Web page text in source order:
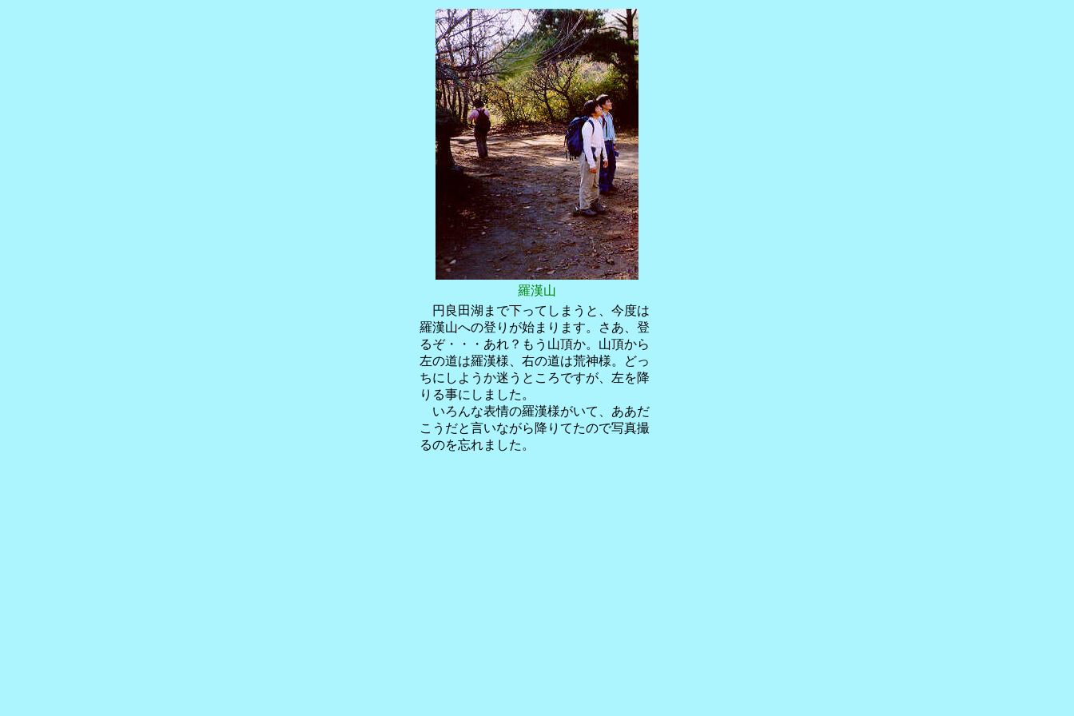
羅漢山
円良田湖まで下ってしまうと、今度は
羅漢山への登りが始まります。さあ、登
るぞ・・・あれ？もう山頂か。山頂から
左の道は羅漢様、右の道は荒神様。どっ
ちにしようか迷うところですが、左を降
りる事にしました。
いろんな表情の羅漢様がいて、ああだ
こうだと言いながら降りてたので写真撮
るのを忘れました。